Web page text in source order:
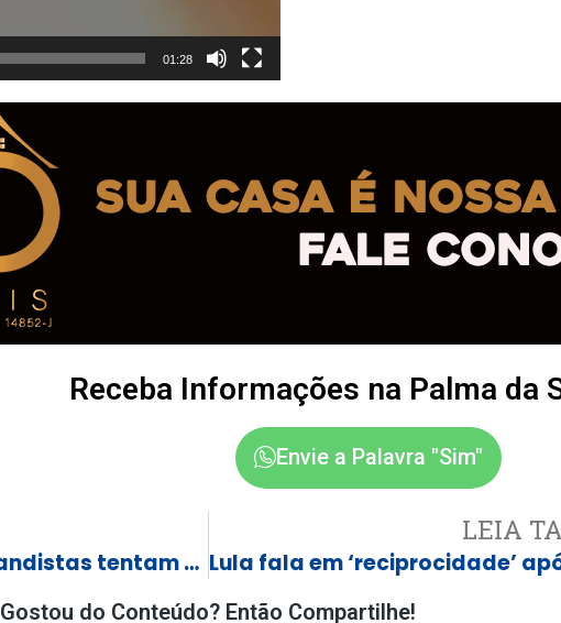
01:28
Receba Informações na Palma da
Envie a Palavra "Sim"
Milicianos e contrabandistas tentam usar decisão de Moraes para anular investigações
LEIA
Gostou do Conteúdo? Então Compartilhe!